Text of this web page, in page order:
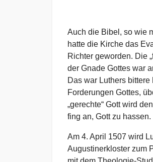
Auch die Bibel, so wie
hatte die Kirche das
Richter geworden. Die
der Gnade Gottes war
Das war Luthers
Forderungen Gottes,
„gerechte“ Gott wird
fing an, Gott zu hassen.
Am 4. April 1507 wird
Augustinerkloster zum